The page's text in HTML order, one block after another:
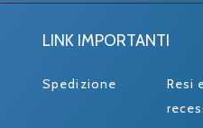
LINK IMPORTANTI
Spedizione
Resi